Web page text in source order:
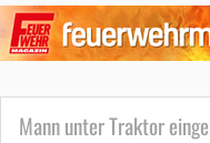
Mann unter Traktor